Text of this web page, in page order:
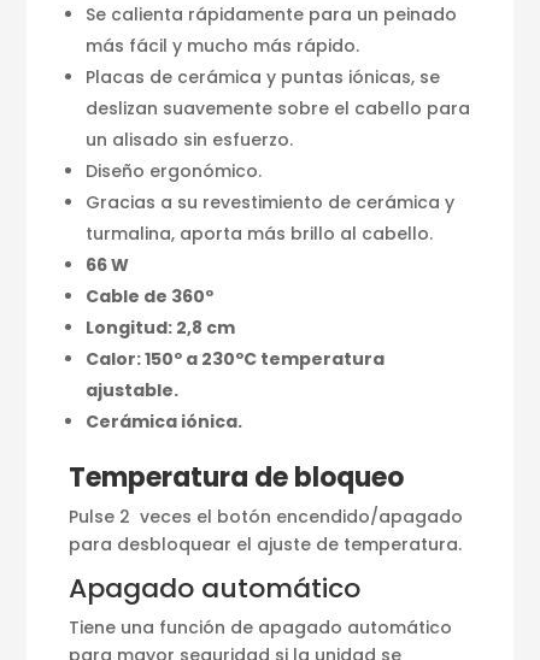
Se calienta rápidamente para un peinado
más fácil y mucho más rápido.
Placas de cerámica y puntas iónicas, se
deslizan suavemente sobre el cabello para
un alisado sin esfuerzo.
Diseño ergonómico.
Gracias a su revestimiento de cerámica y
turmalina, aporta más brillo al cabello.
66 W
Cable de 360º
Longitud: 2,8 cm
Calor: 150º a 230ºC temperatura
ajustable.
Cerámica iónica.
Temperatura de bloqueo
Pulse 2 veces el botón encendido/apagado
para desbloquear el ajuste de temperatura.
Apagado automático
Tiene una función de apagado automático
para mayor seguridad si la unidad se